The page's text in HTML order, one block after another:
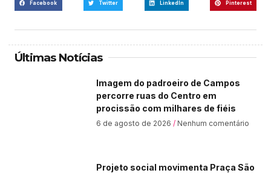
Facebook Twitter LinkedIn Pinterest
Últimas Notícias
Imagem do padroeiro de Campos
percorre ruas do Centro em
procissão com milhares de fiéis
6 de agosto de 2026 Nenhum comentário
Projeto social movimenta Praça São